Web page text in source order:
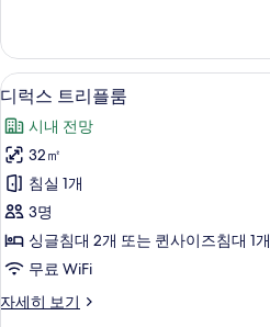
세
히
보
기
디
럭
스
트
리
플
룸
사
진
6
디럭스 트리플룸
시내 전망
32㎡
침실 1개
3명
싱글침대 2개 또는 퀸사이즈침대 1개
무료 WiFi
자세히 보기
디